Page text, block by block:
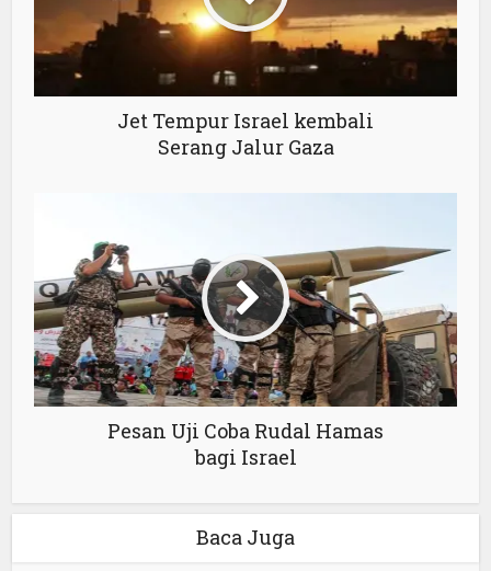
Jet Tempur Israel kembali
Serang Jalur Gaza
Pesan Uji Coba Rudal Hamas
bagi Israel
Baca Juga